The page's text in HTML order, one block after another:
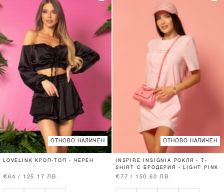
ОТНОВО НАЛИЧЕН
LOVELINK КРОП-ТОП - ЧЕРЕН
€64 / 125.17 ЛВ.
ОТНОВО НАЛИЧЕН
INSPIRE INSIGNIA РОКЛЯ - T-
SHIRT С БРОДЕРИЯ - LIGHT PINK
€77 / 150.60 ЛВ.